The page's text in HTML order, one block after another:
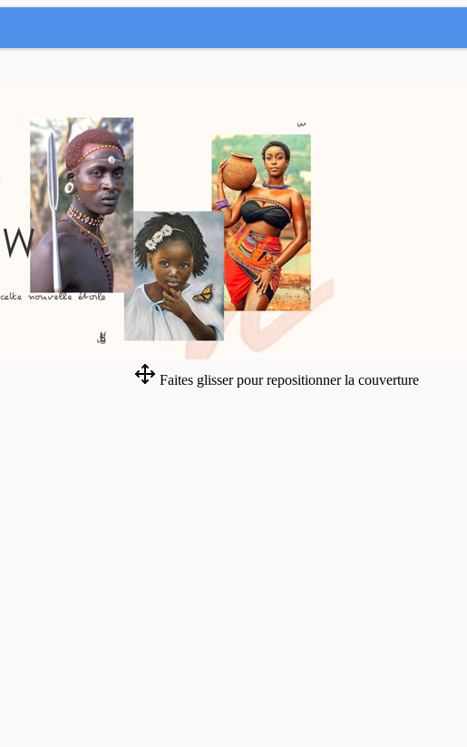
Faites glisser pour repositionner la couverture